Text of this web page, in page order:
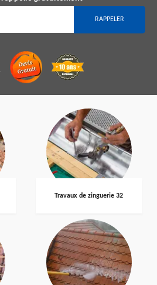
Travaux de zinguerie 32